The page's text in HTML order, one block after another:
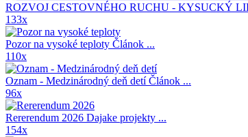
ROZVOJ CESTOVNÉHO RUCHU - KYSUCKÝ
133x
Pozor na vysoké teploty Článok ...
110x
Oznam - Medzinárodný deň detíČlánok ...
96x
Rererendum 2026 Dajake projekty ...
154x